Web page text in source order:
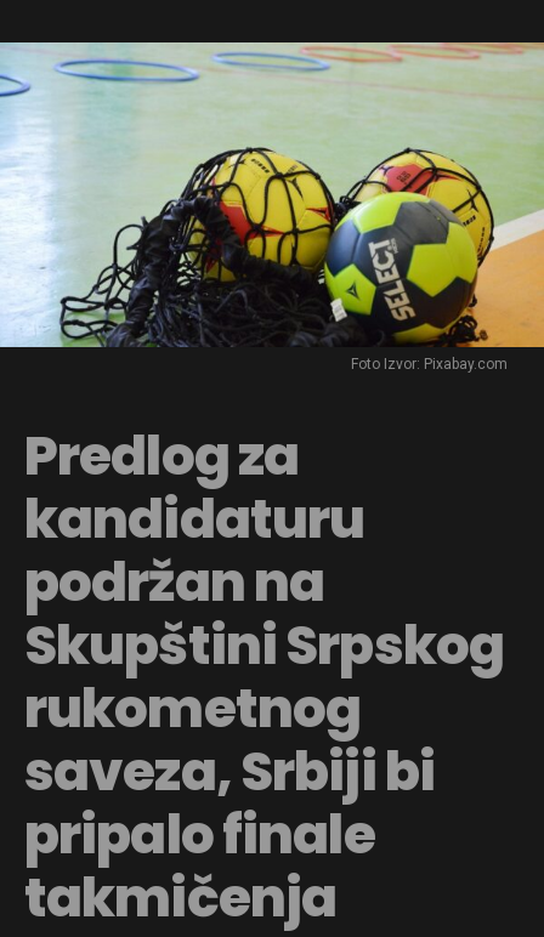
Foto Izvor: Pixabay.com
Predlog za
kandidaturu
podržan na
Skupštini Srpskog
rukometnog
saveza, Srbiji bi
pripalo finale
takmičenja